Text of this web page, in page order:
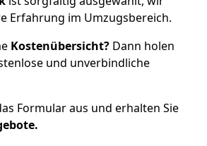
Erfahrung im Umzugsbereich.
Kostenübersicht? Dann holen
und unverbindliche
Formular aus und erhalten Sie